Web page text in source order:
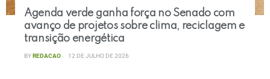
Agenda verde ganha força no Senado com
avanço de projetos sobre clima, reciclagem e
transição energética
BYREDACAO 12 DE JULHO DE 2026